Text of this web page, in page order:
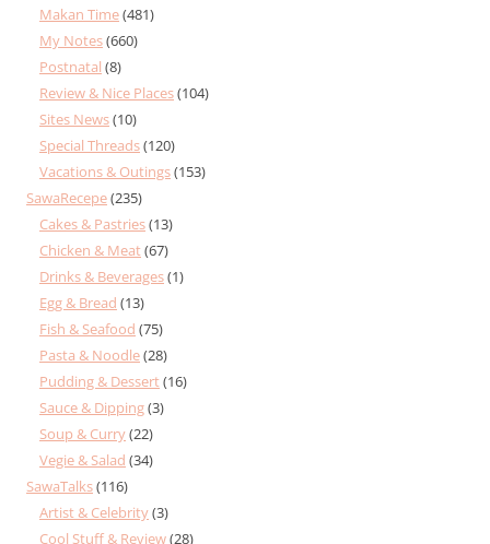
Makan Time(481)
My Notes(660)
Postnatal (8)
Review & Nice Places(104)
Sites News(10)
Special Threads(120)
Vacations & Outings(153)
SawaRecepe(235)
Cakes & Pastries(13)
Chicken & Meat(67)
Drinks & Beverages(1)
Egg & Bread (13)
Fish & Seafood (75)
Pasta & Noodle(28)
Pudding & Dessert(16)
Sauce & Dipping(3)
Soup & Curry(22)
Vegie & Salad (34)
SawaTalks(116)
Artist & Celebrity(3)
Cool Stuff & Review(28)